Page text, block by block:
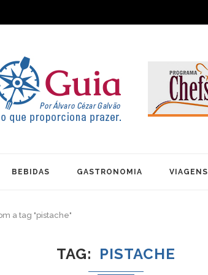
BEBIDAS GASTRONOMIA VIAGENS
a tag "pistache"
TAG PISTACHE